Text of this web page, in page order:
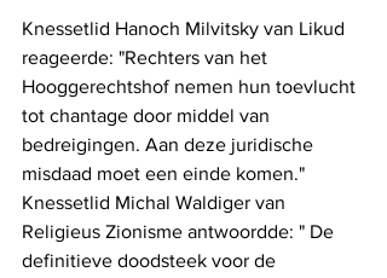
Knessetlid Hanoch Milvitsky van Likud
reageerde: "Rechters van het
Hooggerechtshof nemen hun toevlucht
tot chantage door middel van
bedreigingen. Aan deze juridische
misdaad moet een einde komen."
Knessetlid Michal Waldiger van
Religieus Zionisme antwoordde: " De
definitieve doodsteek voor de